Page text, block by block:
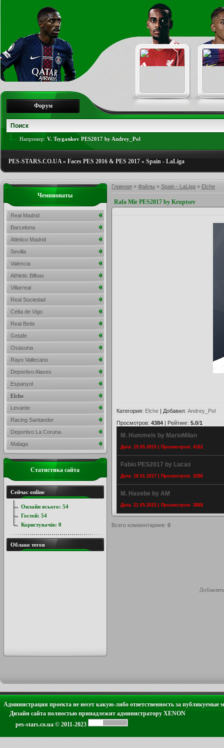
Форум
Например: V. Tsygankov PES2017 by Andrey_Pol
PES-STARS.CO.UA» Faces PES 2016 & PES 2017 » Spain - LaLiga
Главная » Файлы » Spain - LaLiga » Elche
Rafa Mir PES2017 by Kruptsev
Категория: Elche | Добавил: Andrey_Pol
Просмотров: 4384 | Рейтинг: 5.0/1
M. Hummels by MarioMilan
Дата: 15.05.2015 | Просмотров: 4162
Fabio PES2017 by Lucas
Дата: 18.01.2017 | Просмотров: 3286
M. Hasebe by AM
Дата: 21.05.2015 | Просмотров: 3868
Всего комментариев: 0
Чемпионаты
Real Madrid
Barcelona
Atletico Madrid
Sevilla
Valencia
Athletic Bilbao
Villarreal
Real Sociedad
Celta de Vigo
Real Betis
Getafe
Osasuna
Rayo Vallecano
Deportivo Alaves
Espanyol
Elche
Levante
Racing Santander
Deportivo La Coruna
Malaga
Статистика сайта
Сейчас online
Онлайн всього: 54
Гостей: 54
Користувачів: 0
Облако тегов
Администрация проекта не несет какую-либо ответственность за публикуемые
Дизайн сайта полностью принадлежит администратору XENON
pes-stars.co.ua © 2011-2023